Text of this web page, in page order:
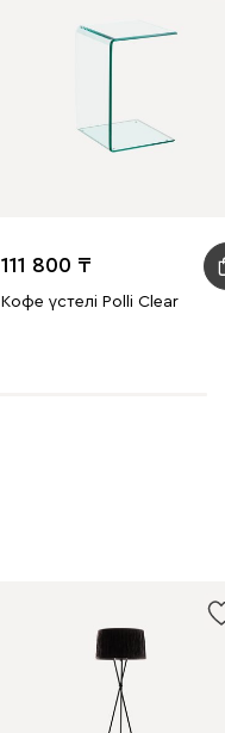
111 800
Кофе үстелі Polli Clear